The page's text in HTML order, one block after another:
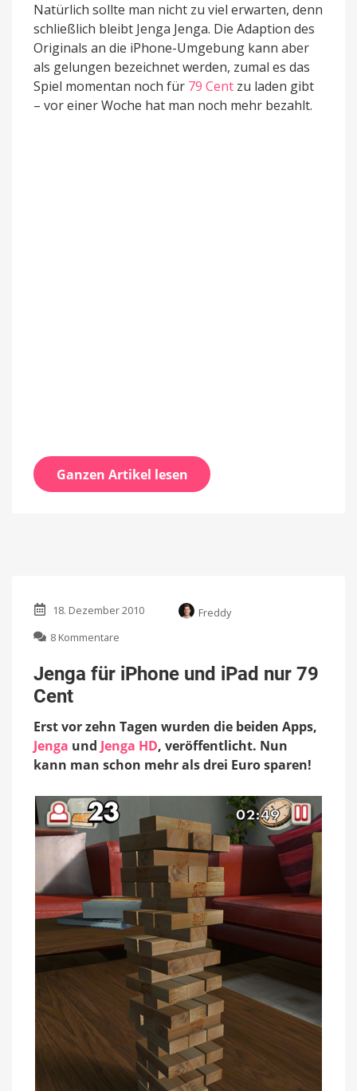
Natürlich sollte man nicht zu viel erwarten, denn
schließlich bleibt Jenga Jenga. Die Adaption des
Originals an die iPhone-Umgebung kann aber
als gelungen bezeichnet werden, zumal es das
Spiel momentan noch für 79 Cent zu laden gibt
– vor einer Woche hat man noch mehr bezahlt.
Ganzen Artikel lesen
18. Dezember 2010
Freddy
8 Kommentare
für
iPhone
nur
79
Cent
Jenga für iPhone und iPad nur 79
Cent
Erst vor zehn Tagen wurden die beiden Apps,
Jenga und Jenga HD, veröffentlicht. Nun
kann man schon mehr als drei Euro sparen!